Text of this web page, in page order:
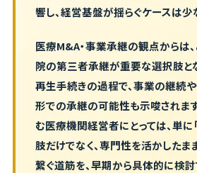
響し、経営基盤が揺らぐケースは少
医療M&A・事業承継の観点からは
院の第三者承継が重要な選択肢と
再生手続きの過程で、事業の継続
形での承継の可能性も示唆されま
む医療機関経営者にとっては、単に
肢だけでなく、専門性を活かした
繋ぐ道筋を、早期から具体的に検